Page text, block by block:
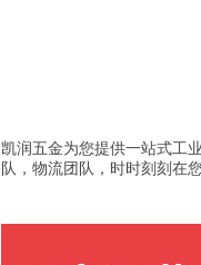
凯润五金为您提供一站式工
队，物流团队，时时刻刻在